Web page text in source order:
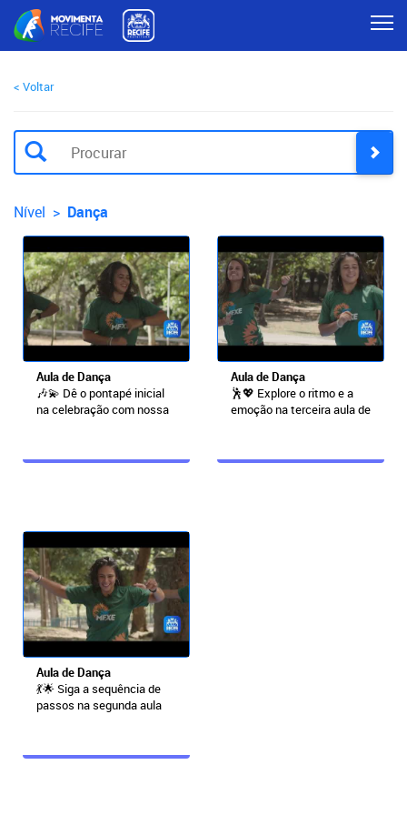
< Voltar
Nível > Dança
Aula de Dança
🎶💫 Dê o pontapé inicial
na celebração com nossa
Aula de Dança
🕺💖 Explore o ritmo e a
emoção na terceira aula de
Aula de Dança
💃🌟 Siga a sequência de
passos na segunda aula